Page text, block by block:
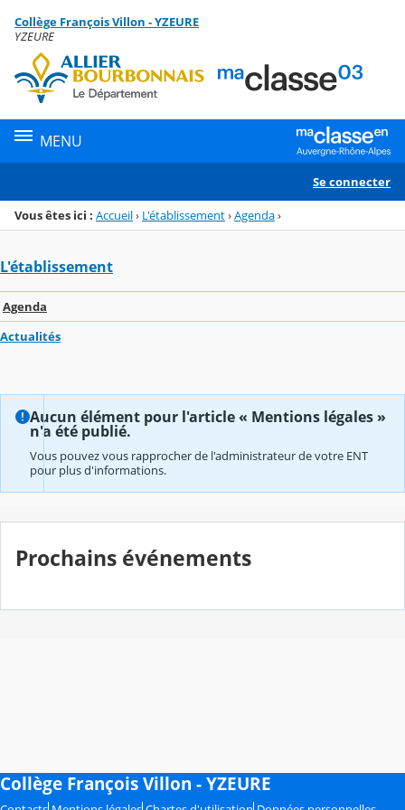
Menu de la rubrique
Contenu
Collège François Villon - YZEURE
YZEURE
MENU
Se connecter
Vous êtes ici : Accueil› L'établissement›Agenda›
L'établissement
Agenda
Actualités
Aucun élément pour l'article « Mentions légales »
n'a été publié.
Vous pouvez vous rapprocher de l'administrateur de votre ENT
pour plus d'informations.
Prochains événements
Collège François Villon - YZEURE